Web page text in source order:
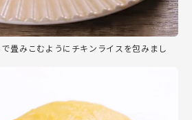
畳みこむようにチキンライスを包みまし